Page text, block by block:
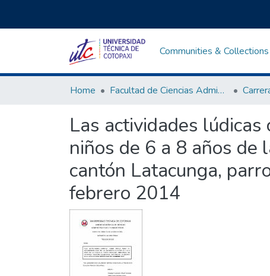
Communities & Collections
Home Facultad de Ciencias Administrativas y Humanísticas
Las actividades
niños de 6 a 8 años de
cantón Latacunga,
febrero 2014